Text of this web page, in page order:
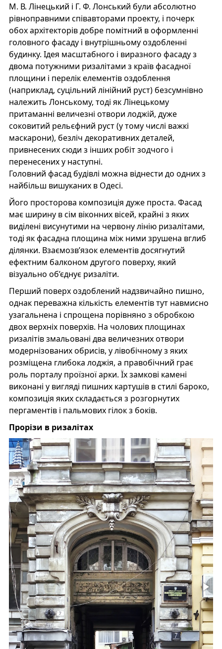
М. В. Лінецький і Г. Ф. Лонський були абсолютно
рівноправними співавторами проекту, і почерк
обох архітекторів добре помітний в оформленні
головного фасаду і внутрішньому оздобленні
будинку. Ідея масштабного і виразного фасаду з
двома потужними ризалітами з країв фасадної
площини і перелік елементів оздоблення
(наприклад, суцільний лінійний руст) безсумнівно
належить Лонському, тоді як Лінецькому
притаманні величезні отвори лоджій, дуже
соковитий рельєфний руст (у тому числі важкі
маскарони), безліч декоративних деталей,
привнесених сюди з інших робіт зодчого і
перенесених у наступні.
Головний фасад будівлі можна віднести до одних з
найбільш вишуканих в Одесі.
Його просторова композиція дуже проста. Фасад
має ширину в сім віконних вісей, крайні з яких
виділені висунутими на червону лінію ризалітами,
тоді як фасадна площина між ними зрушена вглиб
ділянки. Взаємозв’язок елементів досягнутий
ефектним балконом другого поверху, який
візуально об’єднує ризаліти.
Перший поверх оздоблений надзвичайно пишно,
однак переважна кількість елементів тут навмисно
узагальнена і спрощена порівняно з обробкою
двох верхніх поверхів. На чолових площинах
ризалітів змальовані два величезних отвори
модернізованих обрисів, у лівобічному з яких
розміщена глибока лоджія, а правобічний грає
роль порталу проїзної арки. Їх замкові камені
виконані у вигляді пишних картушів в стилі бароко,
композиція яких складається з розгорнутих
пергаментів і пальмових гілок з боків.
Прорізи в ризалітах